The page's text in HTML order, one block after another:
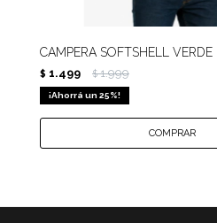
CAMPERA SOFTSHELL VERDE L
$ 1.499 $ 1.999
25